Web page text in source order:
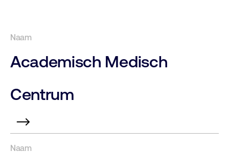
Academisch Medisch
Centrum